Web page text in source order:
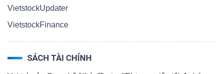
VietstockUpdater
VietstockFinance
SÁCH TÀI CHÍNH